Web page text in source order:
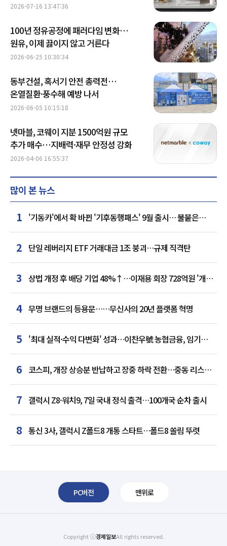
2026-07-16 13:47:36
100년 정유공정에 패러다임 변화…
원유, 이제 끓이지 않고 거른다
2026-06-25 10:30:34
동부건설, 혹서기 안전 총력전…
온열질환·풍수해 예방 나서
2026-06-05 10:15:18
넷마블, 코웨이 지분 1500억원 규모
추가 매수…지배력·재무 안정성 강화
2026-04-06 16:55:37
많이 본 뉴스
1 '기동카'에서 확 바뀐 '기후동행패스' 9월 출시… 불붙은
카드사 경쟁
2 단일 레버리지 ETF 거래대금 1조 붕괴…규제 직격탄
3
상법 개정 후 배당 기업 48%↑…이재용 회장 728억원 '개인
최다'
4 무명 브랜드의 등용문……무신사의 20년 플랫폼 혁명
5 '최대 실적·수익 다변화' 성과…이찬우號 농협금융, 임기
말년 성장 박차
6 코스피, 개장 상승분 반납하고 장중 하락 전환…중동 리스크·
美 경계감
7 갤럭시 Z8·워치9, 7일 국내 정식 출격…100개국 순차 출시
8 통신 3사, 갤럭시 Z폴드8 개통 스타트…폴드8 쏠림 뚜렷
PC버전 맨위로
Copyright ⓒ경제일보All rights reserved.